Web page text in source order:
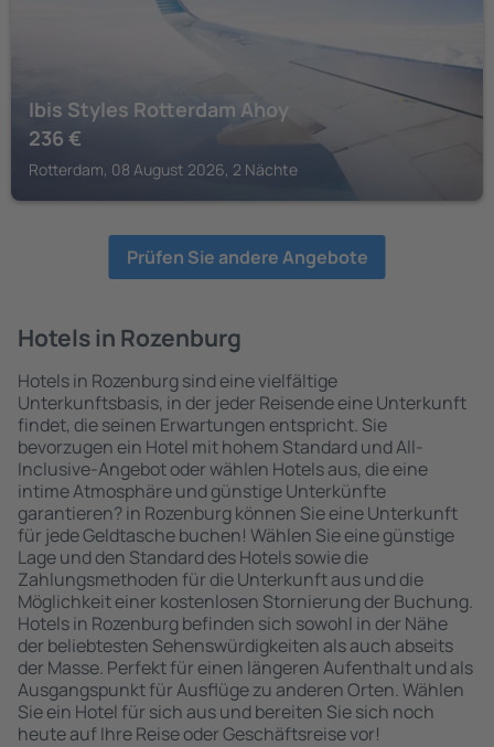
Ibis Styles Rotterdam Ahoy
236 €
Rotterdam, 08 August 2026, 2 Nächte
Prüfen Sie andere Angebote
Hotels in Rozenburg
Hotels in Rozenburg sind eine vielfältige
Unterkunftsbasis, in der jeder Reisende eine Unterkunft
findet, die seinen Erwartungen entspricht. Sie
bevorzugen ein Hotel mit hohem Standard und All-
Inclusive-Angebot oder wählen Hotels aus, die eine
intime Atmosphäre und günstige Unterkünfte
garantieren? in Rozenburg können Sie eine Unterkunft
für jede Geldtasche buchen! Wählen Sie eine günstige
Lage und den Standard des Hotels sowie die
Zahlungsmethoden für die Unterkunft aus und die
Möglichkeit einer kostenlosen Stornierung der Buchung.
Hotels in Rozenburg befinden sich sowohl in der Nähe
der beliebtesten Sehenswürdigkeiten als auch abseits
der Masse. Perfekt für einen längeren Aufenthalt und als
Ausgangspunkt für Ausflüge zu anderen Orten. Wählen
Sie ein Hotel für sich aus und bereiten Sie sich noch
heute auf Ihre Reise oder Geschäftsreise vor!